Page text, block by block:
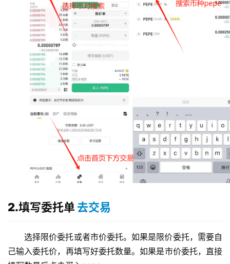
2.填写委托单 去交易
选择限价委托或者市价委托。如果是限价委托，需要自
己输入委托价，再填写好委托数量。如果是市价委托，直接